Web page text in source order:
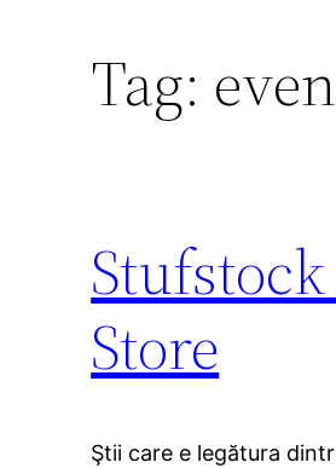
Tag:
Store
Ştii care e legătura